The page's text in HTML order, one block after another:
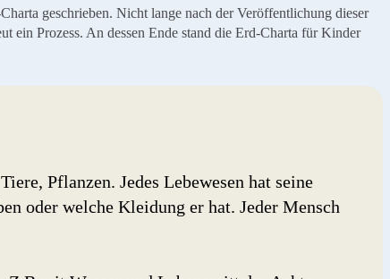
geschrieben. Nicht lange nach der Veröffentlichung dieser
ein Prozess. An dessen Ende stand die Erd-Charta für Kinder
Pflanzen. Jedes Lebewesen hat seine
oder welche Kleidung er hat. Jeder Mensch